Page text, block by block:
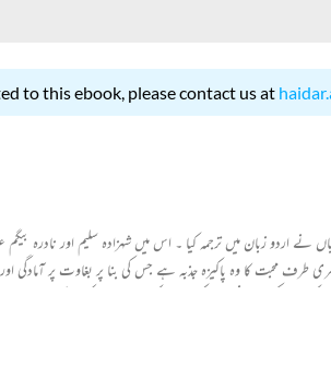
to this ebook, please contact us at
میاں نے اردو زبان میں ترجمہ کیا ۔ اس میں شہزادہ سلیم اور
محبت کا وہ پاکیزہ جذبہ ہے جس کی بنا پر بغاوت پر آمادگی